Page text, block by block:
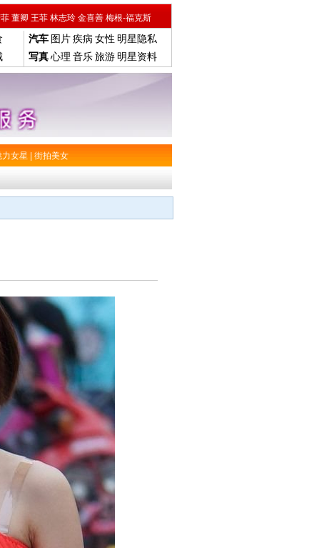
董卿 王菲 林志玲 金喜善 梅根-福克斯
汽车 图片疾病 女性 明星隐私
写真心理 音乐旅游 明星资料
力女星 街拍美女